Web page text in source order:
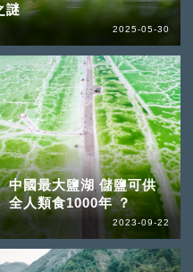
謎
2025-05-30
中國最大鹽湖 儲鹽可供
全人類食1000年 ？
2023-09-22